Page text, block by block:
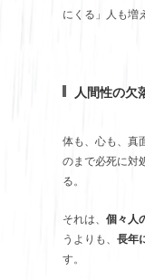
にくる」人も増
人間性の欠
体も、心も、真
のまで必死に対
る。
それは、 個々人
うよりも、 長年
す。